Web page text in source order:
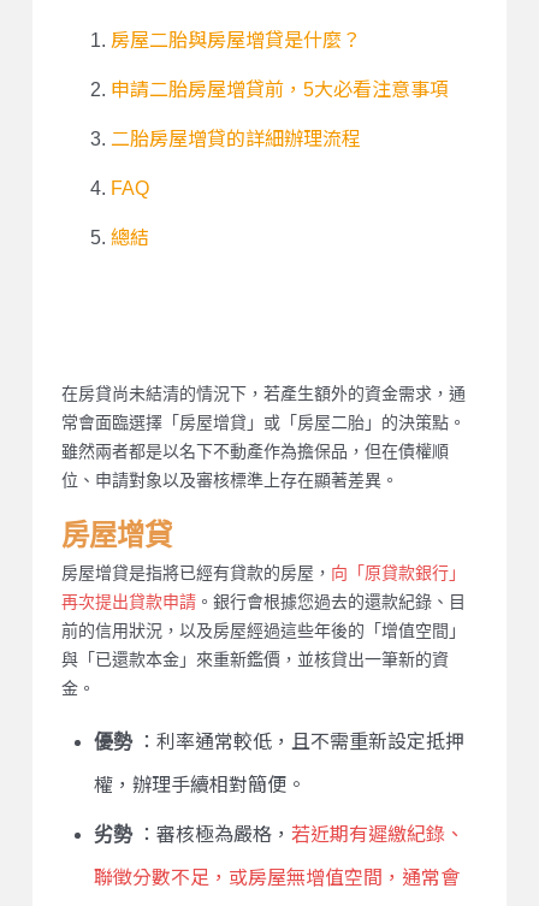
房屋二胎與房屋增貸是什麼？
申請二胎房屋增貸前，5大必看注意事項
二胎房屋增貸的詳細辦理流程
FAQ
總結
在房貸尚未結清的情況下，若產生額外的資金需求，通
常會面臨選擇「房屋增貸」或「房屋二胎」的決策點。
雖然兩者都是以名下不動產作為擔保品，但在債權順
位、申請對象以及審核標準上存在顯著差異。
房屋增貸
房屋增貸是指將已經有貸款的房屋， 向「原貸款銀行」
再次提出貸款申請 。銀行會根據您過去的還款紀錄、目
前的信用狀況，以及房屋經過這些年後的「增值空間」
與「已還款本金」來重新鑑價，並核貸出一筆新的資
金。
優勢：利率通常較低，且不需重新設定抵押
權，辦理手續相對簡便。
劣勢：審核極為嚴格， 若近期有遲繳紀錄、
聯徵分數不足，或房屋無增值空間，通常會